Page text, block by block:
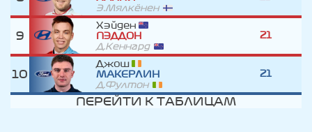
Э.Мялкёнен
9
Хэйден
ПЭДДОН
Д.Кеннард
21
10
Джош
МАКЕРЛИН
Д.Фултон
21
ПЕРЕЙТИ К ТАБЛИЦАМ